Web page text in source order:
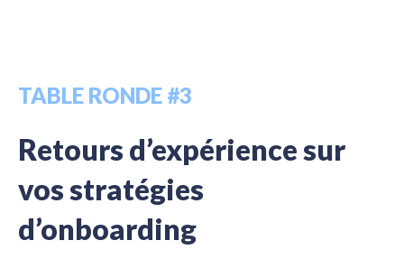
TABLE RONDE #3
Retours d’expérience sur
vos stratégies
d’onboarding